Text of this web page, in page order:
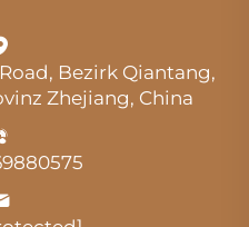
Bezirk Qiantang,
Zhejiang, China